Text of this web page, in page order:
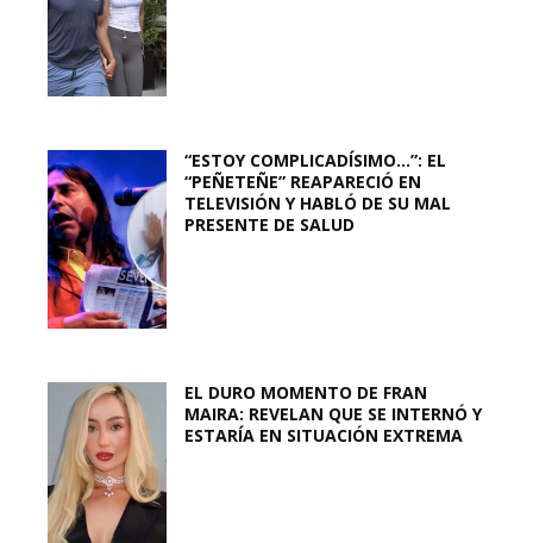
“ESTOY COMPLICADÍSIMO…”: EL
“PEÑETEÑE” REAPARECIÓ EN
TELEVISIÓN Y HABLÓ DE SU MAL
PRESENTE DE SALUD
EL DURO MOMENTO DE FRAN
MAIRA: REVELAN QUE SE INTERNÓ Y
ESTARÍA EN SITUACIÓN EXTREMA